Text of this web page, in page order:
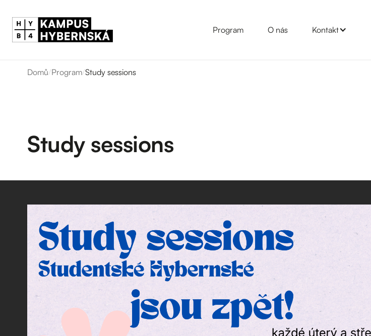
Program O nás Kontakt
Domů/Program/Study sessions
Study sessions